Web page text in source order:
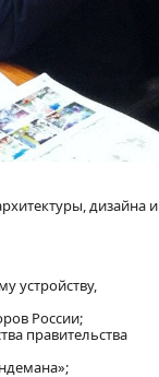
дизайна и
устройству,
России;
правительства